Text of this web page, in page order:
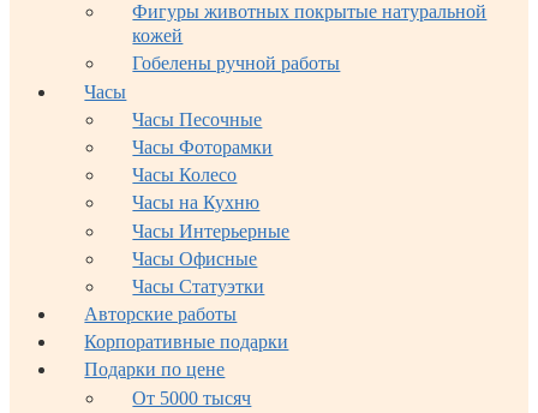
Фигуры животных покрытые натуральной
кожей
Гобелены ручной работы
Часы
Часы Песочные
Часы Фоторамки
Часы Колесо
Часы на Кухню
Часы Интерьерные
Часы Офисные
Часы Статуэтки
Авторские работы
Корпоративные подарки
Подарки по цене
От 5000 тысяч